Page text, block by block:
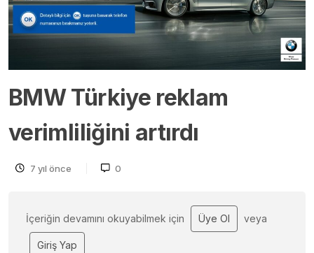
BMW Türkiye reklam
verimliliğini artırdı
7 yıl önce 0
İçeriğin devamını okuyabilmek için Üye Ol veya
Giriş Yap